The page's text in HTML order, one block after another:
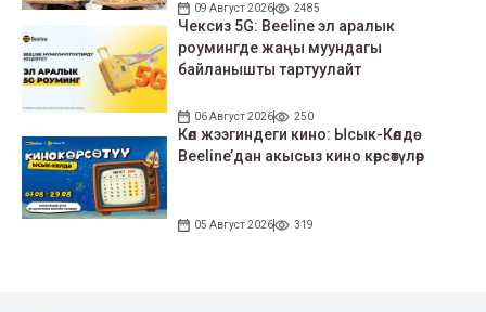
09 Август 2026 2485
Чексиз 5G: Beeline эл аралык
роумингде жаңы муундагы
байланышты тартуулайт
06 Август 2026 250
Көл жээгиндеги кино: Ысык-Көлдө
Beeline’дан акысыз кино көрсөтүлөр
05 Август 2026 319